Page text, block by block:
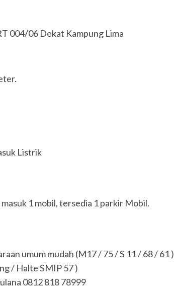
004/06 Dekat Kampung Lima
Listrik
1 mobil, tersedia 1 parkir Mobil.
umum mudah (M17 / 75 / S 11 / 68 / 61 )
/ Halte SMIP 57 )
0812 818 78999